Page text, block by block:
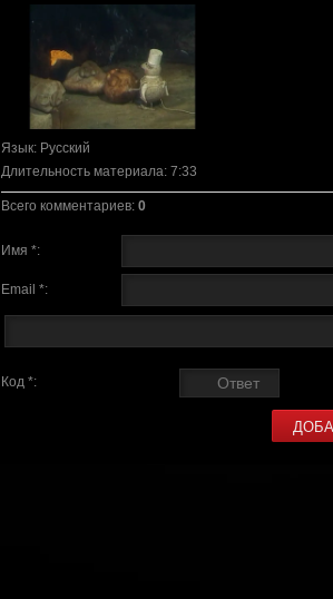
Язык: Русский
Длительность материала: 7:33
Всего комментариев: 0
Имя *:
Email *:
Код *: